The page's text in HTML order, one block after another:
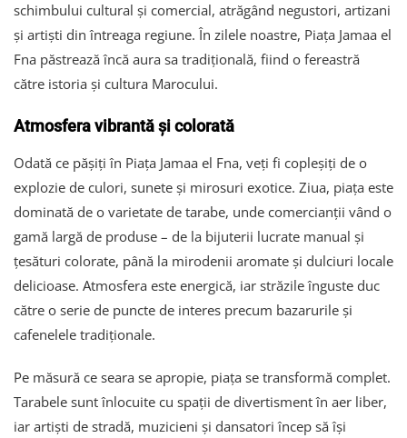
schimbului cultural și comercial, atrăgând negustori, artizani
și artiști din întreaga regiune. În zilele noastre, Piața Jamaa el
Fna păstrează încă aura sa tradițională, fiind o fereastră
către istoria și cultura Marocului.
Atmosfera vibrantă și colorată
Odată ce pășiți în Piața Jamaa el Fna, veți fi copleșiți de o
explozie de culori, sunete și mirosuri exotice. Ziua, piața este
dominată de o varietate de tarabe, unde comercianții vând o
gamă largă de produse – de la bijuterii lucrate manual și
țesături colorate, până la mirodenii aromate și dulciuri locale
delicioase. Atmosfera este energică, iar străzile înguste duc
către o serie de puncte de interes precum bazarurile și
cafenelele tradiționale.
Pe măsură ce seara se apropie, piața se transformă complet.
Tarabele sunt înlocuite cu spații de divertisment în aer liber,
iar artiști de stradă, muzicieni și dansatori încep să își